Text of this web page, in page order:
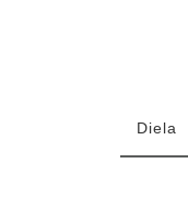
Diela